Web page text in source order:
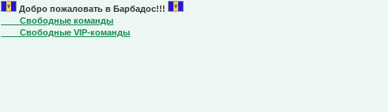
Добро пожаловать в Барбадос!!!
____Свободные команды
____Свободные VIP-команды